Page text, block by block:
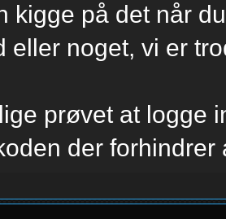
kigge på det når
eller noget, vi er
prøvet at logge
der